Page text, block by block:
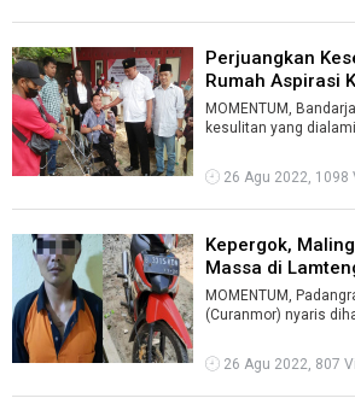
Perjuangkan
Rumah Aspirasi
...
MOMENTUM,
kesulitan yang
26 Agu 2022, 1098
Kepergok,
Massa di
MOMENTUM,
(Curanmor) nyaris
26 Agu 2022, 807